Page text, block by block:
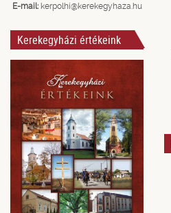
E-mail: kerpolhi@kerekegyhaza.hu
Kerekegyházi értékeink